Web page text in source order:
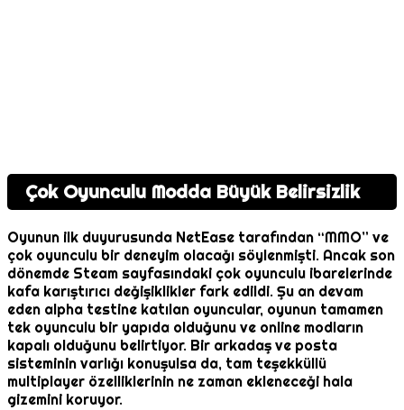
Çok Oyunculu Modda Büyük Belirsizlik
Oyunun ilk duyurusunda NetEase tarafından “MMO” ve
çok oyunculu bir deneyim olacağı söylenmişti. Ancak son
dönemde Steam sayfasındaki çok oyunculu ibarelerinde
kafa karıştırıcı değişiklikler fark edildi. Şu an devam
eden alpha testine katılan oyuncular, oyunun tamamen
tek oyunculu bir yapıda olduğunu ve online modların
kapalı olduğunu belirtiyor. Bir arkadaş ve posta
sisteminin varlığı konuşulsa da, tam teşekküllü
multiplayer özelliklerinin ne zaman ekleneceği hala
gizemini koruyor.